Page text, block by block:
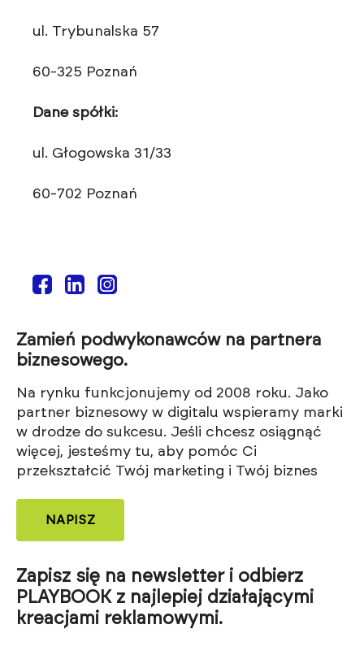
ul. Trybunalska 57
60-325 Poznań
Dane spółki:
ul. Głogowska 31/33
60-702 Poznań
Zamień podwykonawców na partnera
biznesowego.
Na rynku funkcjonujemy od 2008 roku. Jako
partner biznesowy w digitalu wspieramy marki
w drodze do sukcesu. Jeśli chcesz osiągnąć
więcej, jesteśmy tu, aby pomóc Ci
przekształcić Twój marketing i Twój biznes
NAPISZ
Zapisz się na newsletter i odbierz
PLAYBOOK z najlepiej działającymi
kreacjami reklamowymi.